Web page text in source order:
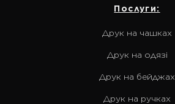
Послуги:
Друк на чашках
Друк на одязі
Друк на бейджах
Друк на ручках